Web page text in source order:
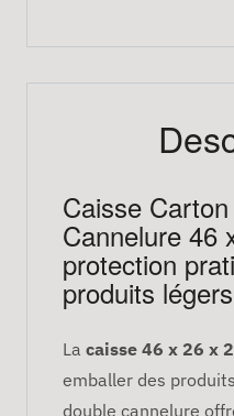
Caisse
Cannelure 46
protection
produits légers
La caisse 46 x 26 x
emballer des
double cannelure